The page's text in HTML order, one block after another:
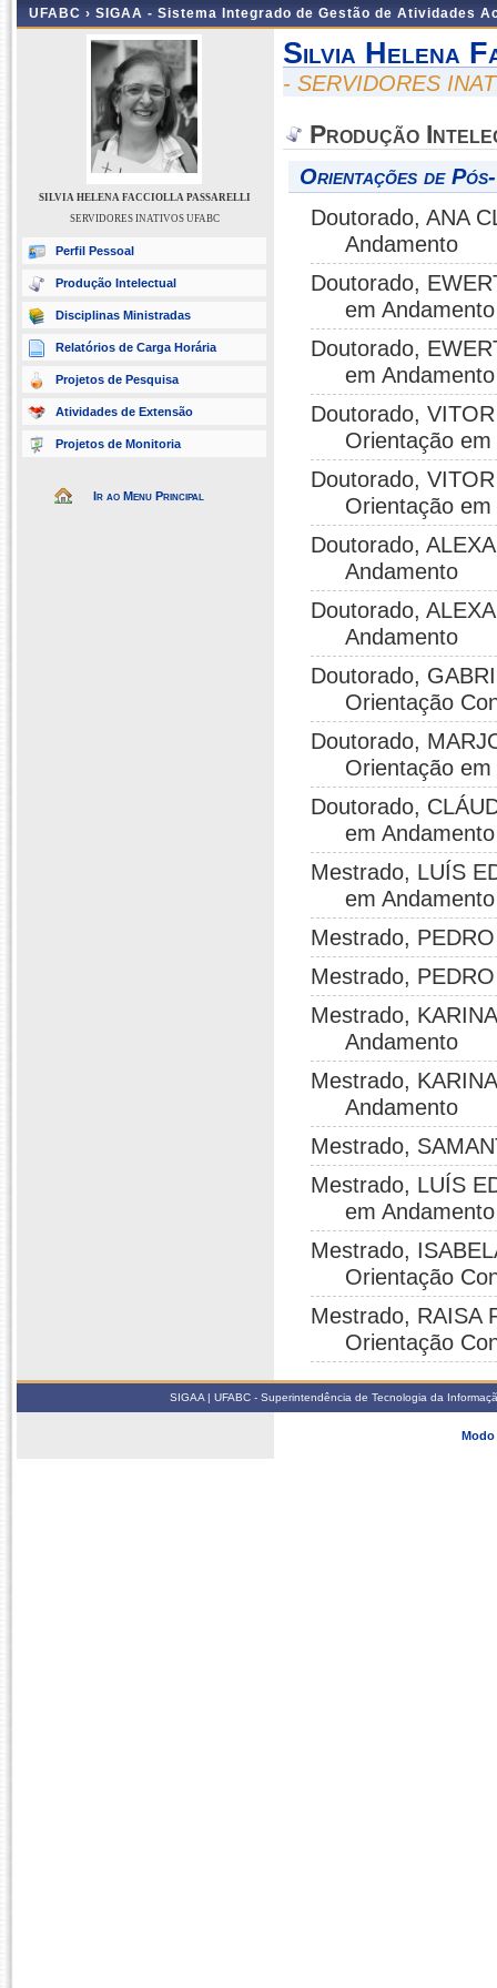
UFABC › SIGAA - Sistema Integrado de Gestão de Atividades
SILVIA HELENA FACCIOLLA PASSARELLI
SERVIDORES INATIVOS UFABC
Perfil Pessoal
Produção Intelectual
Disciplinas Ministradas
Relatórios de Carga Horária
Projetos de Pesquisa
Atividades de Extensão
Projetos de Monitoria
Ir ao Menu Principal
Silvia Helena
- SERVIDORES
Produção
Orientações de
Doutorado, ANA
Andamento
Doutorado,
em Andamento
Doutorado,
em Andamento
Doutorado,
Orientação
Doutorado,
Orientação
Doutorado,
Andamento
Doutorado,
Andamento
Doutorado,
Orientação
Doutorado,
Orientação
Doutorado,
em Andamento
Mestrado, LUÍS
em Andamento
Mestrado,
Mestrado,
Mestrado,
Andamento
Mestrado,
Andamento
Mestrado,
Mestrado, LUÍS
em Andamento
Mestrado,
Orientação
Mestrado, RAISA
Orientação
SIGAA | UFABC - Superintendência de Tecnologia da
Modo